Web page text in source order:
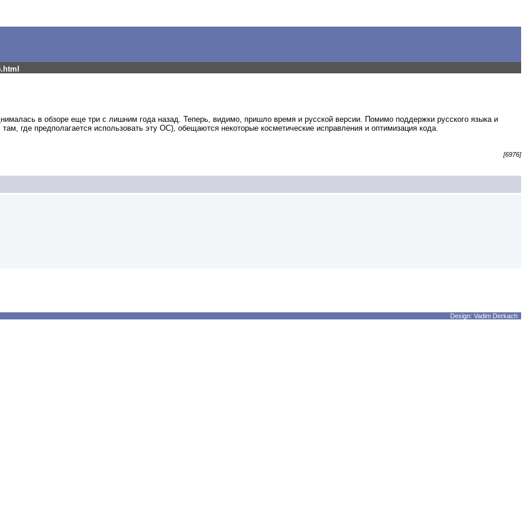
в обзоре еще три с лишним года назад. Теперь, видимо, пришло время и русской версии. Помимо поддержки русского языка и
где предполагается использовать эту ОС), обещаются некоторые косметические исправления и оптимизация кода.
[6976]
Design: Vadim Derkach